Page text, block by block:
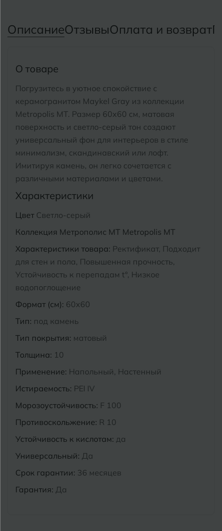
ОписаниеОтзывыОплата и возврат
О товаре
Погрузитесь в уютное спокойствие с
керамогранитом Maykel Gray из коллекции
Metropolis MT. Размер 60x60 см, матовая
поверхность и светло-серый тон создают
универсальный фон для интерьеров в стиле
минимализм, скандинавский или лофт.
Имитируя камень, он легко сочетается с
различными материалами и цветами.
Характеристики
Цвет Светло-серый
Коллекция Метрополис MT Metropolis MT
Характеристики товара: Ректификат, Подходит
для стен и пола, Повышенная прочность,
Устойчивость к перепадам t°, Низкое
водопоглощение
Формат (см): 60x60
Тип: под камень
Тип покрытия: матовый
Толщина: 10
Применение: Напольный, Настенный
Истираемость: PEI IV
Морозоустойчивость: F 100
Противоскольжение: R 10
Устойчивость к кислотам: да
Универсальный: Да
Срок гарантии: 36 месяцев
Гарантия: Да
Е
Иваново
Ижевск
Кемерово
Кострома
Котлас
Краснодар
Курган
Магнитогорск
Муром
Тольятти
Тула
Тюмень
Х Химки